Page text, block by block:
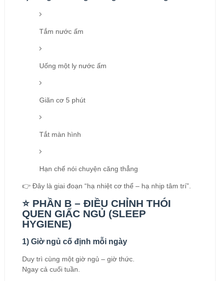
Tắm nước ấm
Uống một ly nước ấm
Giãn cơ 5 phút
Tắt màn hình
Hạn chế nói chuyện căng thẳng
👉 Đây là giai đoạn “hạ nhiệt cơ thể – hạ nhịp tâm trí”.
⭐ PHẦN B – ĐIỀU CHỈNH THÓI
QUEN GIẤC NGỦ (SLEEP
HYGIENE)
1) Giờ ngủ cố định mỗi ngày
Duy trì cùng một giờ ngủ – giờ thức.
Ngay cả cuối tuần.